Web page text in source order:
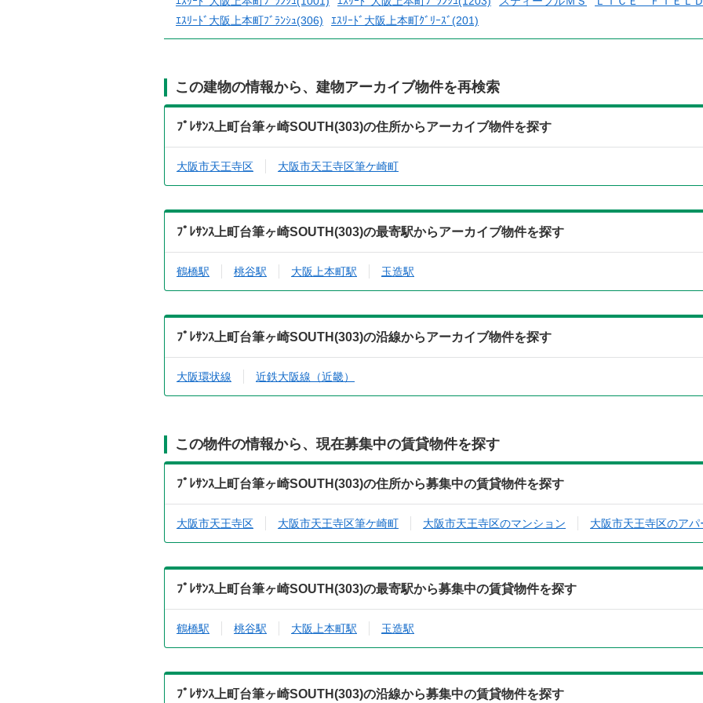
ｴｽﾘｰﾄﾞ大阪上本町ﾌﾞﾗﾝｼｭ(306)
ｴｽﾘｰﾄﾞ大阪上本町ｸﾞﾘｰｽﾞ(201)
この建物の情報から、建物アーカイブ物件を再検索
ﾌﾟﾚｻﾝｽ上町台筆ヶ崎SOUTH(303)の住所からアーカイブ物件を探す
大阪市天王寺区 大阪市天王寺区筆ケ崎町
ﾌﾟﾚｻﾝｽ上町台筆ヶ崎SOUTH(303)の最寄駅からアーカイブ物件を探す
鶴橋駅 桃谷駅 大阪上本町駅 玉造駅
ﾌﾟﾚｻﾝｽ上町台筆ヶ崎SOUTH(303)の沿線からアーカイブ物件を探す
大阪環状線 近鉄大阪線（近畿）
この物件の情報から、現在募集中の賃貸物件を探す
ﾌﾟﾚｻﾝｽ上町台筆ヶ崎SOUTH(303)の住所から募集中の賃貸物件を探す
大阪市天王寺区 大阪市天王寺区筆ケ崎町 大阪市天王寺区のマンション 大阪市天王寺区のアパ
ﾌﾟﾚｻﾝｽ上町台筆ヶ崎SOUTH(303)の最寄駅から募集中の賃貸物件を探す
鶴橋駅 桃谷駅 大阪上本町駅 玉造駅
ﾌﾟﾚｻﾝｽ上町台筆ヶ崎SOUTH(303)の沿線から募集中の賃貸物件を探す